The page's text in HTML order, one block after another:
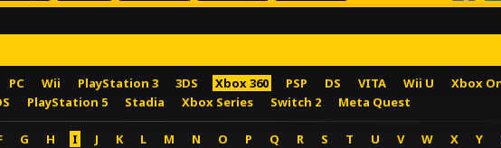
PC Wii PlayStation 3 3DS Xbox 360 PSP DS VITA Wii U
Xbox
PlayStation 5 Stadia Xbox Series Switch 2 Meta Quest
G H I J K L M N O P Q R S T U V W X Y